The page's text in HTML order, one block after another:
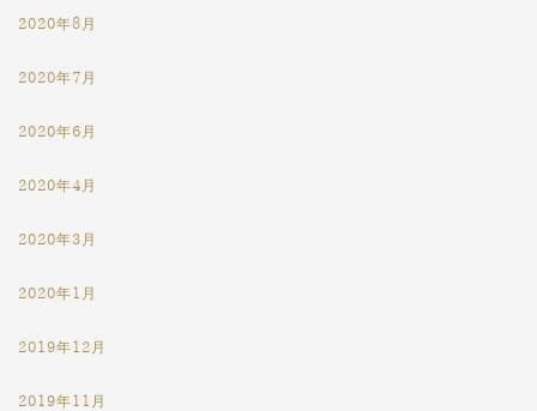
2020年8月
2020年7月
2020年6月
2020年4月
2020年3月
2020年1月
2019年12月
2019年11月